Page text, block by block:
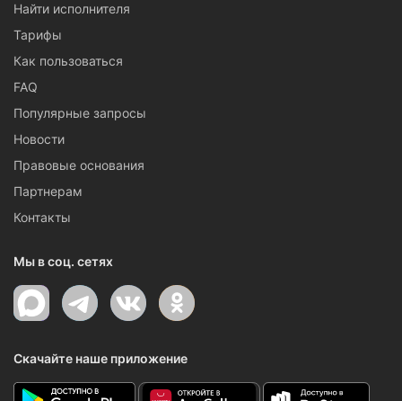
Найти исполнителя
Тарифы
Как пользоваться
FAQ
Популярные запросы
Новости
Правовые основания
Партнерам
Контакты
Мы в соц. сетях
Скачайте наше приложение